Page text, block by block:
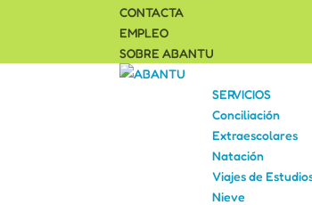
CONTACTA
EMPLEO
SOBRE ABANTU
SERVICIOS
Conciliación
Extraescolares
Natación
Viajes de
Nieve